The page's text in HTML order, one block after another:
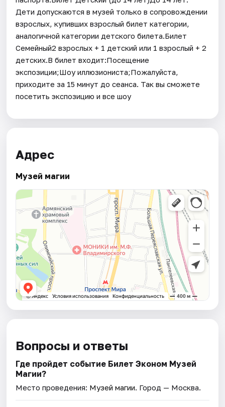
Дети допускаются в музей только в сопровождении
взрослых, купивших взрослый билет категории,
аналогичной категории детского билета.Билет
Семейный2 взрослых + 1 детский или 1 взрослый + 2
детских.В билет входит:Посещение
экспозиции;Шоу иллюзиониста;Пожалуйста,
приходите за 15 минут до сеанса. Так вы сможете
посетить экспозицию и все шоу
Адрес
Музей магии
Вопросы и ответы
Где пройдет событие Билет Эконом Музей
Магии?
Место проведения: Музей магии. Город — Москва.